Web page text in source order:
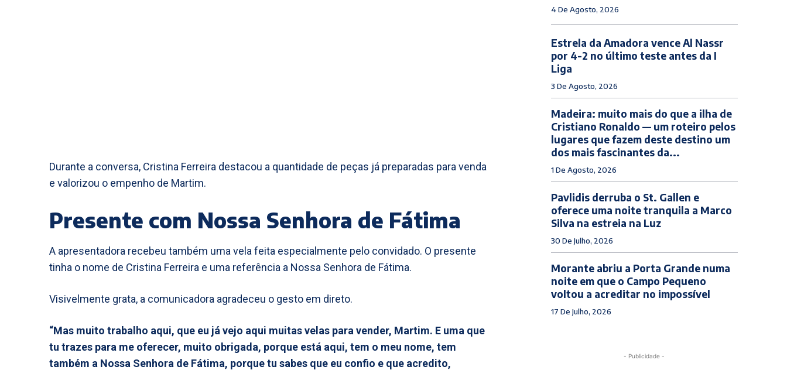
Durante a conversa, Cristina Ferreira destacou a quantidade de peças já preparadas para venda
e valorizou o empenho de Martim.
Presente com Nossa Senhora de Fátima
A apresentadora recebeu também uma vela feita especialmente pelo convidado. O presente
tinha o nome de Cristina Ferreira e uma referência a Nossa Senhora de Fátima.
Visivelmente grata, a comunicadora agradeceu o gesto em direto.
“Mas muito trabalho aqui, que eu já vejo aqui muitas velas para vender, Martim. E uma que
tu trazes para me oferecer, muito obrigada, porque está aqui, tem o meu nome, tem
também a Nossa Senhora de Fátima, porque tu sabes que eu confio e que acredito,
4 De Agosto, 2026
Estrela da Amadora vence Al Nassr
por 4-2 no último teste antes da I
Liga
3 De Agosto, 2026
Madeira: muito mais do que a ilha de
Cristiano Ronaldo — um roteiro pelos
lugares que fazem deste destino um
dos mais fascinantes da...
1 De Agosto, 2026
Pavlidis derruba o St. Gallen e
oferece uma noite tranquila a Marco
Silva na estreia na Luz
30 De Julho, 2026
Morante abriu a Porta Grande numa
noite em que o Campo Pequeno
voltou a acreditar no impossível
17 De Julho, 2026
- Publicidade -